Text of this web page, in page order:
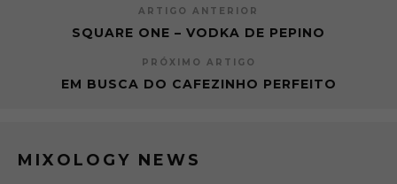
ARTIGO ANTERIOR
SQUARE ONE – VODKA DE PEPINO
PRÓXIMO ARTIGO
EM BUSCA DO CAFEZINHO PERFEITO
MIXOLOGY NEWS